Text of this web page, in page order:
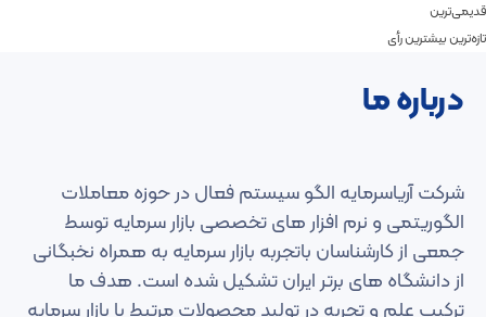
قدیمی‌ترین
تازه‌ترینبیشترین رأی
درباره ما
شرکت آریاسرمایه الگو سیستم فعال در حوزه معاملات
الگوریتمی و نرم افزار های تخصصی بازار سرمایه توسط
جمعی از کارشناسان باتجربه بازار سرمایه به همراه نخبگانی
از دانشگاه های برتر ایران تشکیل شده است. هدف ما
ترکیب علم و تجربه در تولید محصولات مرتبط با بازار سرمایه